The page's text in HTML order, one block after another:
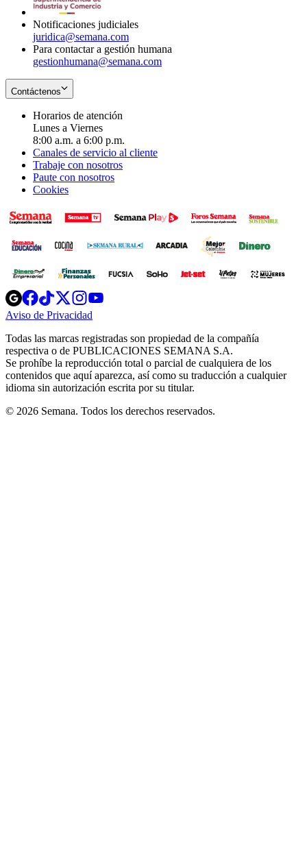
Notificaciones judiciales
juridica@semana.com
Para contactar a gestión humana
gestionhumana@semana.com
Contáctenos
Horarios de atención
Lunes a Viernes
8:00 a.m. a 6:00 p.m.
Canales de servicio al cliente
Trabaje con nosotros
Paute con nosotros
Cookies
Opens
in
new
Opens
in
new
Opens
in
new
window
Opens
new
windowwindow
Aviso de Privacidad
new
window
Todas las marcas registradas son propiedad de la compañía
respectiva o de PUBLICACIONES SEMANA S.A.
Se prohíbe la reproducción total o parcial de cualquiera de los
contenidos que aquí aparezca, así como su traducción a cualquier
idioma sin autorización escrita por su titular.
© 2026 Semana. Todos los derechos reservados.